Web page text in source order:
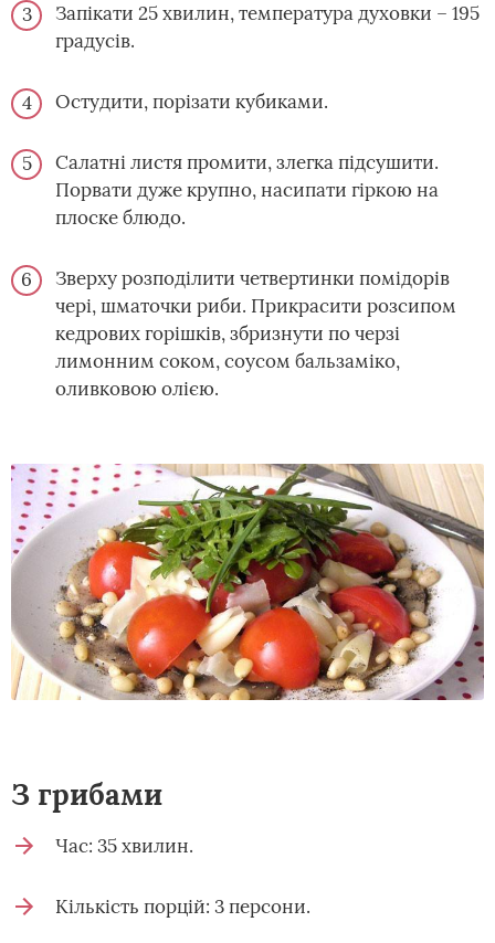
Запікати 25 хвилин, температура духовки – 195
градусів.
Остудити, порізати кубиками.
Салатні листя промити, злегка підсушити.
Порвати дуже крупно, насипати гіркою на
плоске блюдо.
Зверху розподілити четвертинки помідорів
чері, шматочки риби. Прикрасити розсипом
кедрових горішків, збризнути по черзі
лимонним соком, соусом бальзаміко,
оливковою олією.
З грибами
Час: 35 хвилин.
Кількість порцій: 3 персони.